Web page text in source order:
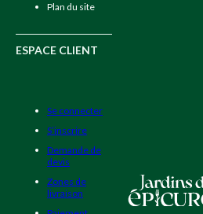
Plan du site
ESPACE CLIENT
Se connecter
S’inscrire
Demande de
devis
Zones de
livraison